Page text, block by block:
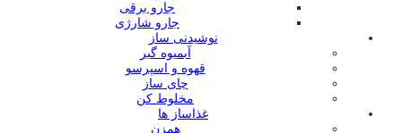
جارو برقی
جارو شارژی
نوشیدنی ساز
آبمیوه گیر
قهوه و اسپرسو
چای ساز
مخلوط کن
غذاساز ها
همزن